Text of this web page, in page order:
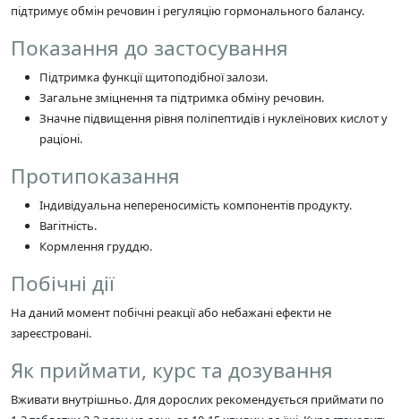
підтримує обмін речовин і регуляцію гормонального балансу.
Показання до застосування
Підтримка функції щитоподібної залози.
Загальне зміцнення та підтримка обміну речовин.
Значне підвищення рівня поліпептидів і нуклеїнових кислот у
раціоні.
Протипоказання
Індивідуальна непереносимість компонентів продукту.
Вагітність.
Кормлення груддю.
Побічні дії
На даний момент побічні реакції або небажані ефекти не
зареєстровані.
Як приймати, курс та дозування
Вживати внутрішньо. Для дорослих рекомендується приймати по